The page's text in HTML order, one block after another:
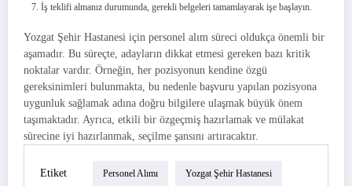
İş teklifi almanız durumunda, gerekli belgeleri tamamlayarak işe başlayın.
Yozgat Şehir Hastanesi için personel alım süreci oldukça önemli bir
aşamadır. Bu süreçte, adayların dikkat etmesi gereken bazı kritik
noktalar vardır. Örneğin, her pozisyonun kendine özgü
gereksinimleri bulunmakta, bu nedenle başvuru yapılan pozisyona
uygunluk sağlamak adına doğru bilgilere ulaşmak büyük önem
taşımaktadır. Ayrıca, etkili bir özgeçmiş hazırlamak ve mülakat
sürecine iyi hazırlanmak, seçilme şansını artıracaktır.
Etiket Personel Alımı Yozgat Şehir Hastanesi